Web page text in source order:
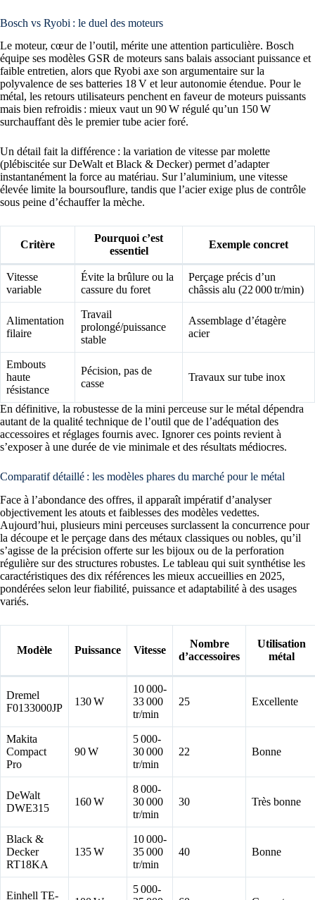
Bosch vs Ryobi : le duel des moteurs
Le moteur, cœur de l’outil, mérite une attention particulière. Bosch
équipe ses modèles GSR de moteurs sans balais associant puissance et
faible entretien, alors que Ryobi axe son argumentaire sur la
polyvalence de ses batteries 18 V et leur autonomie étendue. Pour le
métal, les retours utilisateurs penchent en faveur de moteurs puissants
mais bien refroidis : mieux vaut un 90 W régulé qu’un 150 W
surchauffant dès le premier tube acier foré.
Un détail fait la différence : la variation de vitesse par molette
(plébiscitée sur DeWalt et Black & Decker) permet d’adapter
instantanément la force au matériau. Sur l’aluminium, une vitesse
élevée limite la boursouflure, tandis que l’acier exige plus de contrôle
sous peine d’échauffer la mèche.
Critère
Pourquoi c’est
essentiel
Exemple concret
Vitesse
variable
Évite la brûlure ou la
cassure du foret
Perçage précis d’un
châssis alu (22 000 tr/min)
Alimentation
filaire
Travail
prolongé/puissance
stable
Assemblage d’étagère
acier
Embouts
haute
résistance
Pécision, pas de
casse
Travaux sur tube inox
En définitive, la robustesse de la mini perceuse sur le métal dépendra
autant de la qualité technique de l’outil que de l’adéquation des
accessoires et réglages fournis avec. Ignorer ces points revient à
s’exposer à une durée de vie minimale et des résultats médiocres.
Comparatif détaillé : les modèles phares du marché pour le métal
Face à l’abondance des offres, il apparaît impératif d’analyser
objectivement les atouts et faiblesses des modèles vedettes.
Aujourd’hui, plusieurs mini perceuses surclassent la concurrence pour
la découpe et le perçage dans des métaux classiques ou nobles, qu’il
s’agisse de la précision offerte sur les bijoux ou de la perforation
régulière sur des structures robustes. Le tableau qui suit synthétise les
caractéristiques des dix références les mieux accueillies en 2025,
pondérées selon leur fiabilité, puissance et adaptabilité à des usages
variés.
Modèle Puissance Vitesse
Nombre
d’accessoires
Utilisation
métal
Dremel
F0133000JP
130 W
10 000-
33 000
tr/min
25 Excellente
Makita
Compact
Pro
90 W
5 000-
30 000
tr/min
22 Bonne
DeWalt
DWE315
160 W
8 000-
30 000
tr/min
30 Très bonne
Black &
Decker
RT18KA
135 W
10 000-
35 000
tr/min
40 Bonne
Einhell TE-
5 000-